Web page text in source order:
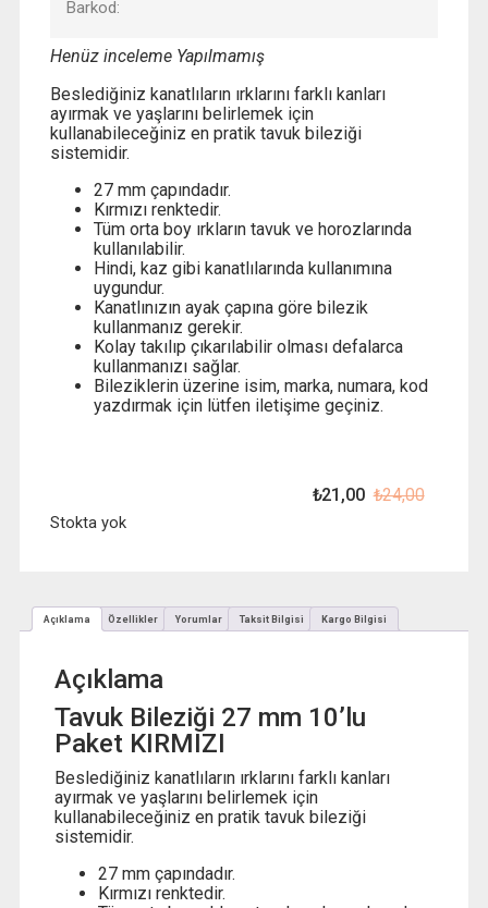
Barkod:
Henüz inceleme Yapılmamış
Beslediğiniz kanatlıların ırklarını farklı kanları
ayırmak ve yaşlarını belirlemek için
kullanabileceğiniz en pratik tavuk bileziği
sistemidir.
27 mm çapındadır.
Kırmızı renktedir.
Tüm orta boy ırkların tavuk ve horozlarında
kullanılabilir.
Hindi, kaz gibi kanatlılarında kullanımına
uygundur.
Kanatlınızın ayak çapına göre bilezik
kullanmanız gerekir.
Kolay takılıp çıkarılabilir olması defalarca
kullanmanızı sağlar.
Bileziklerin üzerine isim, marka, numara, kod
yazdırmak için lütfen iletişime geçiniz.
₺24,00
₺21,00
Stokta yok
Açıklama Özellikler Yorumlar Taksit Bilgisi Kargo Bilgisi
Açıklama
Tavuk Bileziği 27 mm 10’lu
Paket KIRMIZI
Beslediğiniz kanatlıların ırklarını farklı kanları
ayırmak ve yaşlarını belirlemek için
kullanabileceğiniz en pratik tavuk bileziği
sistemidir.
27 mm çapındadır.
Kırmızı renktedir.